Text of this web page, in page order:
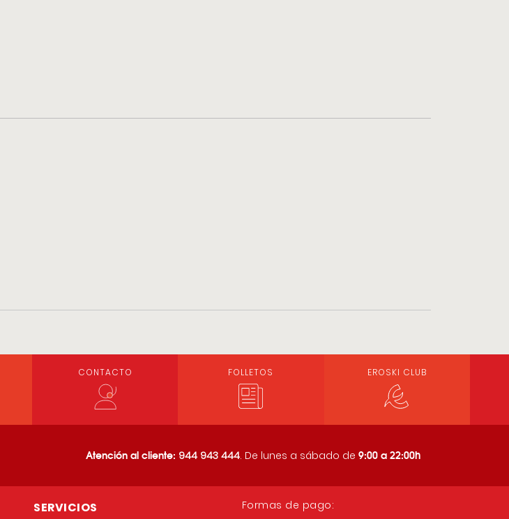
CONTACTO FOLLETOS EROSKI CLUB
Atención al cliente: 944 943 444. De lunes a sábado de 9:00 a 22:00h
SERVICIOS Formas de pago: